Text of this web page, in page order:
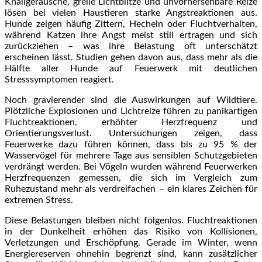
lösen bei vielen Haustieren starke Angstreaktionen aus.
Hunde zeigen häufig Zittern, Hecheln oder Fluchtverhalten,
während Katzen ihre Angst meist still ertragen und sich
zurückziehen – was ihre Belastung oft unterschätzt
erscheinen lässt. Studien gehen davon aus, dass mehr als die
Hälfte aller Hunde auf Feuerwerk mit deutlichen
Stresssymptomen reagiert.
Noch gravierender sind die Auswirkungen auf Wildtiere.
Plötzliche Explosionen und Lichtreize führen zu panikartigen
Fluchtreaktionen, erhöhter Herzfrequenz und
Orientierungsverlust. Untersuchungen zeigen, dass
Feuerwerke dazu führen können, dass bis zu 95 % der
Wasservögel für mehrere Tage aus sensiblen Schutzgebieten
verdrängt werden. Bei Vögeln wurden während Feuerwerken
Herzfrequenzen gemessen, die sich im Vergleich zum
Ruhezustand mehr als verdreifachen – ein klares Zeichen für
extremen Stress.
Diese Belastungen bleiben nicht folgenlos. Fluchtreaktionen
in der Dunkelheit erhöhen das Risiko von Kollisionen,
Verletzungen und Erschöpfung. Gerade im Winter, wenn
Energiereserven ohnehin begrenzt sind, kann zusätzlicher